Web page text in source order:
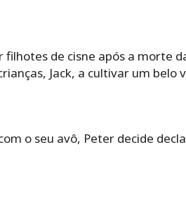
de cisne após a morte
Jack, a cultivar um belo
o seu avô, Peter decide